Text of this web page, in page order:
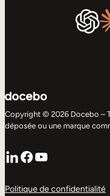
Copyright © 2026 Docebo –
déposée ou une marque
LinkedIn
Facebook
YouTube
Politique de confidentialité